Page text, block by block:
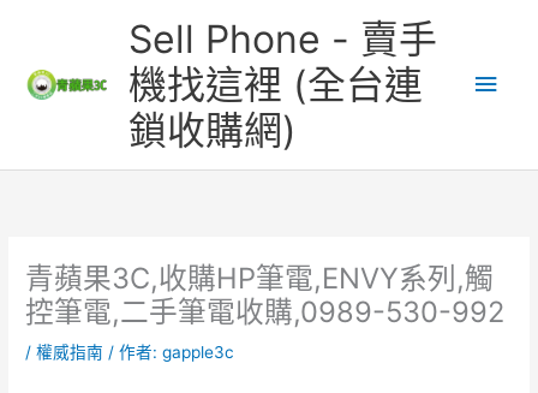
Sell Phone - 賣手
機找這裡 (全台連
鎖收購網)
要
單
青蘋果3C,收購HP筆電,ENVY系列,觸
控筆電,二手筆電收購,0989-530-992
/權威指南 / 作者:gapple3c